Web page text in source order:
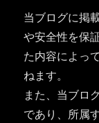
当ブログに掲
や安全性を保
た内容によっ
ねます。
また、当ブロ
であり、所属